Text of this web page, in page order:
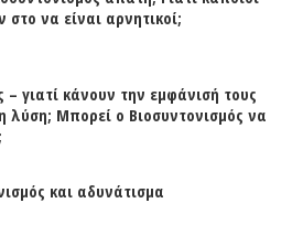
στο να είναι αρνητικοί;
– γιατί κάνουν την εμφάνισή τους
λύση; Μπορεί ο Βιοσυντονισμός να
και αδυνάτισμα